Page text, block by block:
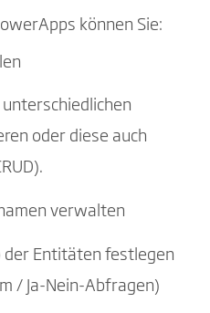
können Sie:
oder diese auch
verwalten
der Entitäten festlegen
/ Ja-Nein-Abfragen)